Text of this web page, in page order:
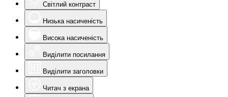
Світлий контраст
Низька насиченість
Висока насиченість
Виділити посилання
Виділити заголовки
Читач з екрана